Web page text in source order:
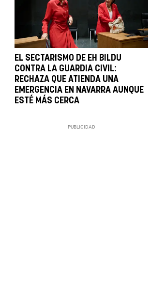
EL SECTARISMO DE EH BILDU
CONTRA LA GUARDIA CIVIL:
RECHAZA QUE ATIENDA UNA
EMERGENCIA EN NAVARRA AUNQUE
ESTÉ MÁS CERCA